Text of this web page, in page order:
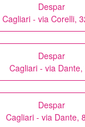
Despar
Cagliari - via Corelli,
Despar
Cagliari - via Dante,
Despar
Cagliari - via Dante,